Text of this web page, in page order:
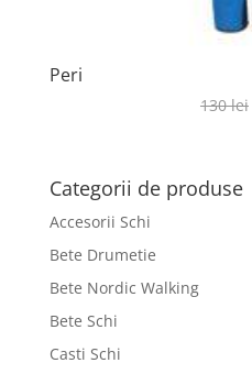
Peri
130lei
Categorii de produse
Accesorii Schi
Bete Drumetie
Bete Nordic Walking
Bete Schi
Casti Schi